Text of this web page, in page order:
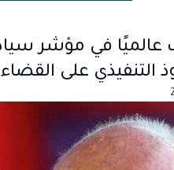
التنفيذي على القضاء